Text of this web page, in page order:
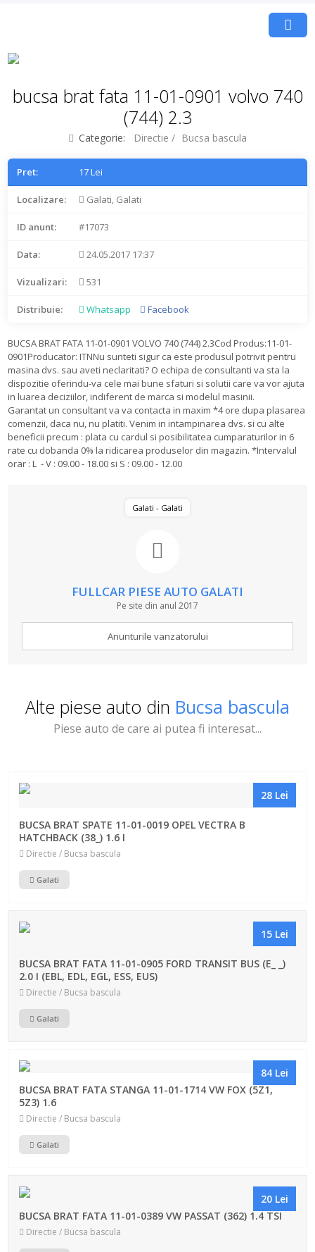
bucsa brat fata 11-01-0901 volvo 740
(744) 2.3
Categorie: Directie / Bucsa bascula
Pret: 17 Lei
Localizare: Galati, Galati
ID anunt: #17073
Data: 24.05.2017 17:37
Vizualizari: 531
Distribuie: Whatsapp Facebook
BUCSA BRAT FATA 11-01-0901 VOLVO 740 (744) 2.3Cod Produs:11-01-
0901Producator: ITNNu sunteti sigur ca este produsul potrivit pentru
masina dvs. sau aveti neclaritati? O echipa de consultanti va sta la
dispozitie oferindu-va cele mai bune sfaturi si solutii care va vor ajuta
in luarea deciziilor, indiferent de marca si modelul masinii.
Garantat un consultant va va contacta in maxim *4 ore dupa plasarea
comenzii, daca nu, nu platiti. Venim in intampinarea dvs. si cu alte
beneficii precum : plata cu cardul si posibilitatea cumparaturilor in 6
rate cu dobanda 0% la ridicarea produselor din magazin. *Intervalul
orar : L - V : 09.00 - 18.00 si S : 09.00 - 12.00
Galati - Galati
FULLCAR PIESE AUTO GALATI
Pe site din anul 2017
Anunturile vanzatorului
Alte piese auto din Bucsa bascula
Piese auto de care ai putea fi interesat...
28 Lei
BUCSA BRAT SPATE 11-01-0019 OPEL VECTRA B
HATCHBACK (38_) 1.6 I
Directie / Bucsa bascula
Galati
15 Lei
BUCSA BRAT FATA 11-01-0905 FORD TRANSIT BUS (E_ _)
2.0 I (EBL, EDL, EGL, ESS, EUS)
Directie / Bucsa bascula
Galati
84 Lei
BUCSA BRAT FATA STANGA 11-01-1714 VW FOX (5Z1,
5Z3) 1.6
Directie / Bucsa bascula
Galati
20 Lei
BUCSA BRAT FATA 11-01-0389 VW PASSAT (362) 1.4 TSI
Directie / Bucsa bascula